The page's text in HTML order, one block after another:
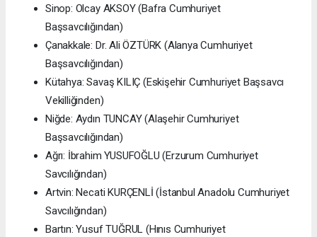
Sinop: Olcay AKSOY (Bafra Cumhuriyet
Başsavcılığından)
Çanakkale: Dr. Ali ÖZTÜRK (Alanya Cumhuriyet
Başsavcılığından)
Kütahya: Savaş KILIÇ (Eskişehir Cumhuriyet Başsavcı
Vekilliğinden)
Niğde: Aydın TUNCAY (Alaşehir Cumhuriyet
Başsavcılığından)
Ağrı: İbrahim YUSUFOĞLU (Erzurum Cumhuriyet
Savcılığından)
Artvin: Necati KURÇENLİ (İstanbul Anadolu Cumhuriyet
Savcılığından)
Bartın: Yusuf TUĞRUL (Hınıs Cumhuriyet